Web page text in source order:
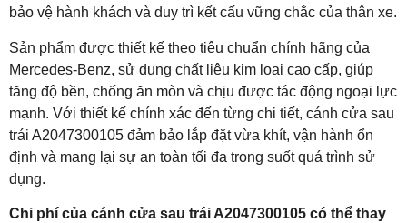
bảo vệ hành khách và duy trì kết cấu vững chắc của thân xe.
Sản phẩm được thiết kế theo tiêu chuẩn chính hãng của
Mercedes-Benz, sử dụng chất liệu kim loại cao cấp, giúp
tăng độ bền, chống ăn mòn và chịu được tác động ngoại lực
mạnh. Với thiết kế chính xác đến từng chi tiết, cánh cửa sau
trái A2047300105 đảm bảo lắp đặt vừa khít, vận hành ổn
định và mang lại sự an toàn tối đa trong suốt quá trình sử
dụng.
Chi phí của cánh cửa sau trái A2047300105 có thể thay